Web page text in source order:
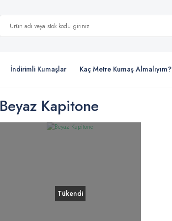
İndirimli Kumaşlar Kaç Metre Kumaş Almalıyım?
Beyaz Kapitone
Tükendi